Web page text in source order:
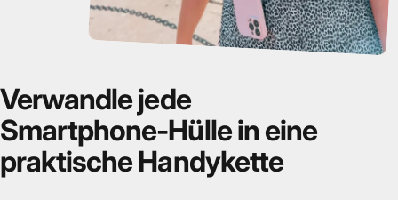
Verwandlejede
Smartphone-Hüllein eine
praktischeHandykette